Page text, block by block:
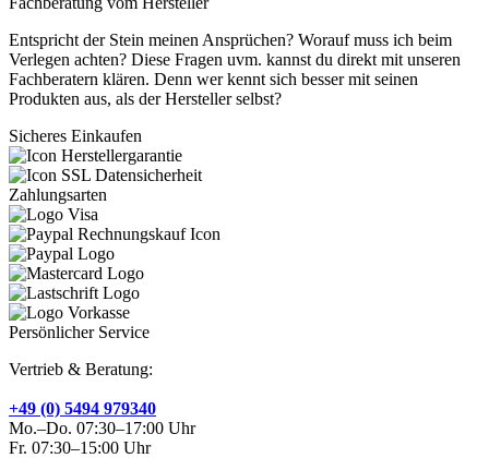
Entspricht der Stein meinen Ansprüchen? Worauf muss ich beim
Verlegen achten? Diese Fragen uvm. kannst du direkt mit unseren
Fachberatern klären. Denn wer kennt sich besser mit seinen
Produkten aus, als der Hersteller selbst?
Sicheres Einkaufen
Zahlungsarten
Persönlicher Service
Vertrieb & Beratung:
+49 (0) 5494 979340
Mo.–Do. 07:30–17:00 Uhr
Fr. 07:30–15:00 Uhr